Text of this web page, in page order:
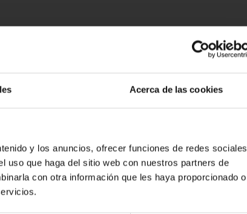
Acerca de las cookies
y los anuncios, ofrecer funciones de redes sociales
uso que haga del sitio web con nuestros partners de
con otra información que les haya proporcionado o